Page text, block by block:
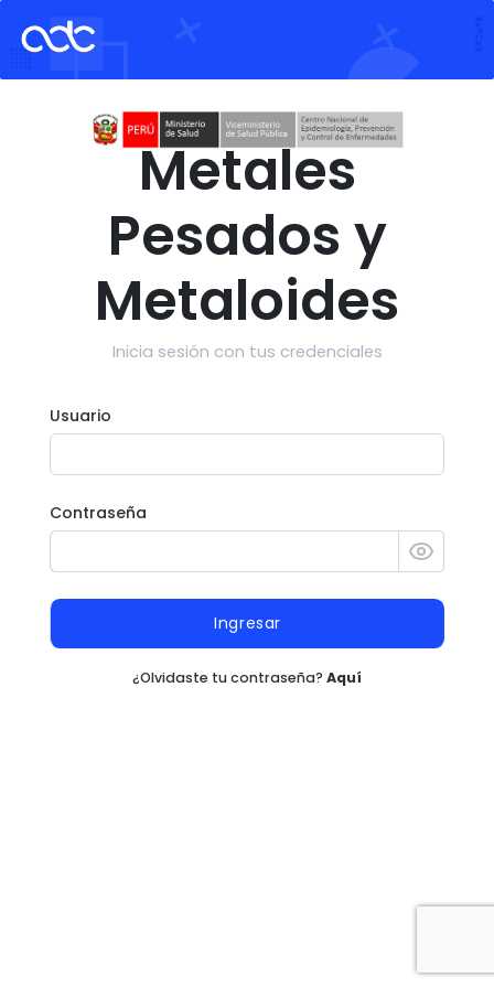
Metales
Pesados y
Metaloides
Inicia sesión con tus credenciales
Usuario
Contraseña
Ingresar
¿Olvidaste tu contraseña? Aquí